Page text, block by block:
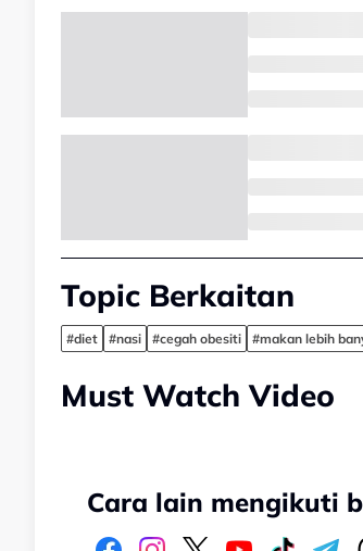
Topic Berkaitan
#diet #nasi #cegah obesiti #makan lebih
Must Watch Video
Cara lain mengikuti